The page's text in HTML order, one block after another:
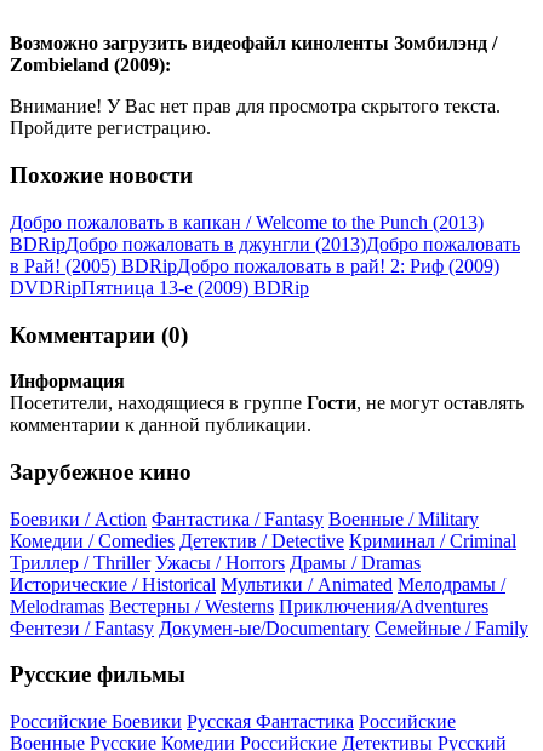
Возможно загрузить видеофайл киноленты Зомбилэнд /
Zombieland (2009):
Внимание! У Вас нет прав для просмотра скрытого текста.
Пройдите регистрацию.
Похожие новости
Добро пожаловать в капкан / Welcome to the Punch (2013)
BDRірДобро пожаловать в джунгли (2013)Добро пожаловать
в Рай! (2005) BDRірДобро пожаловать в рай! 2: Риф (2009)
DVDRірПятница 13-е (2009) ВDRір
Комментарии (0)
Информация
Посетители, находящиеся в группе Гости, не могут оставлять
комментарии к данной публикации.
Зарубежное кино
Боевики / Action Фантастика / Fantasy Военные / Military
Комедии / Comedies Детектив / Detective Криминал / Criminal
Триллер / Thriller Ужасы / Horrors Драмы / Dramas
Исторические / Historical Мультики / Animated Мелодрамы /
Melodramas Вестерны / Westerns Приключения/Adventures
Фентези / Fantasy Докумен-ые/Documentary Семейные / Family
Русские фильмы
Российские Боевики Русская Фантастика Российские
Военные Русские Комедии Российские Детективы Русский